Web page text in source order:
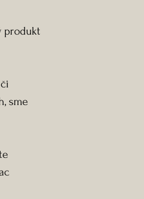
produkt
sme